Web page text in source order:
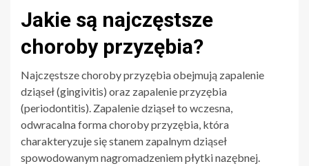
Jakie są najczęstsze
choroby przyzębia?
Najczęstsze choroby przyzębia obejmują zapalenie
dziąseł (gingivitis) oraz zapalenie przyzębia
(periodontitis). Zapalenie dziąseł to wczesna,
odwracalna forma choroby przyzębia, która
charakteryzuje się stanem zapalnym dziąseł
spowodowanym nagromadzeniem płytki nazębnej.